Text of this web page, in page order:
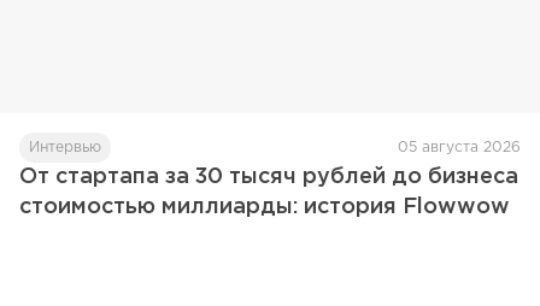
Интервью 05 августа 2026
От стартапа за 30 тысяч рублей до бизнеса
стоимостью миллиарды: история Flowwow